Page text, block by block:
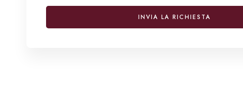
INVIA LA RICHIESTA